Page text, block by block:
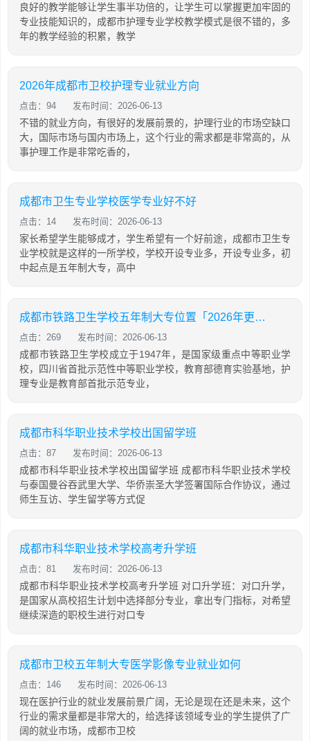
良好的教学能够让学生事半功倍的，让学生可以掌握更加牢固的
专业技能知识的，成都市护理专业学校教学模式是很不错的，多
年的教学经验的积累，教学
2026年成都市卫校护理专业就业方向
点击：94 发布时间：2026-06-13
不错的就业方向，有很好的发展前景的，护理行业的市场空缺口
大，国际市场与国内市场上，这个行业的需求都是非常高的，从
事护理工作是非常吃香的，
成都市卫生专业学校医学专业好不好
点击：14 发布时间：2026-06-13
家长希望学生能够成才，学生希望有一个好前途，成都市卫生专
业学校就是这样的一所学校，学校开设专业多，开设专业多，初
中起点是五年制大专，高中
成都市铁路卫生学校五年制大专位置「2026年更新」
点击：269 发布时间：2026-06-13
成都市铁路卫生学校成立于1947年，是国家级重点中等职业学
校，四川省首批示范性中等职业学校，教育部德育实验基地，护
理专业是教育部首批示范专业，
成都市科华职业技术学校出国留学班
点击：87 发布时间：2026-06-13
成都市科华职业技术学校出国留学班 成都市科华职业技术学校
与泰国曼谷吞武里大学、华侨崇圣大学签署国际合作协议，通过
师生互访、学生留学等方式促
成都市科华职业技术学校高考升学班
点击：81 发布时间：2026-06-13
成都市科华职业技术学校高考升学班 对口升学班：对口升学，
是国家从高校招生计划中选择部分专业，拿出专门指标，对希望
继续深造的职校生进行对口专
成都市卫校五年制大专医学影像专业就业如何
点击：146 发布时间：2026-06-13
现在医护行业的就业发展前景广阔，无论是现在还是未来，这个
行业的需求量都是非常大的，给选择该领域专业的学生提供了广
阔的就业市场，成都市卫校